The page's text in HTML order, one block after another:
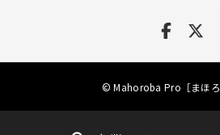
© Mahoroba Pro［まほろ